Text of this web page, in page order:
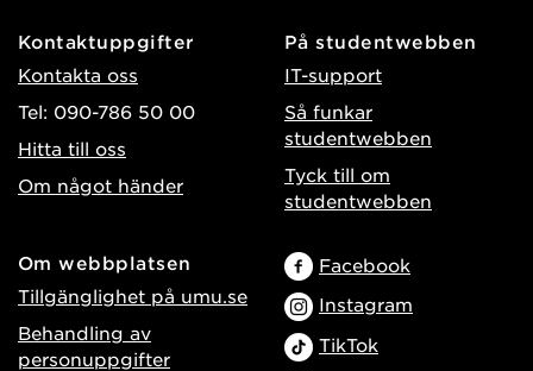
Kontaktuppgifter
Kontakta oss
Tel: 090-786 50 00
Hitta till oss
Om något händer
På studentwebben
IT-support
Så funkar
studentwebben
Tyck till om
studentwebben
Om webbplatsen
Tillgänglighet på umu.se
Behandling av
personuppgifter
Facebook
Instagram
TikTok